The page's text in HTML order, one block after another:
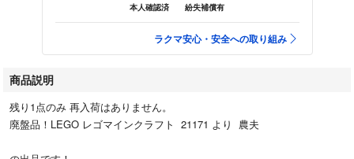
本人確認済 紛失補償有
ラクマ安心・安全への取り組み
商品説明
残り1点のみ 再入荷はありません。
廃盤品！LEGO レゴマインクラフト 21171 より 農夫